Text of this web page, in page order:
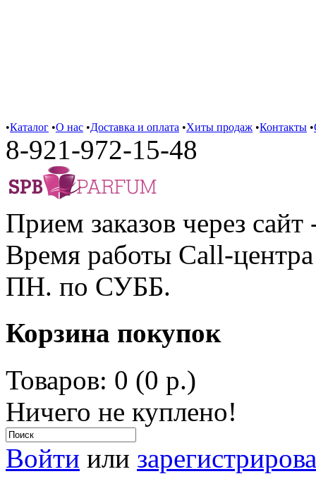
•Каталог •О нас •Доставка и оплата •Хиты продаж •Контакты •
8-921-972-15-48
Прием заказов через сайт
Время работы Call-
ПН. по СУББ.
Корзина покупок
Товаров: 0 (0 р.)
Ничего не куплено!
Войти или